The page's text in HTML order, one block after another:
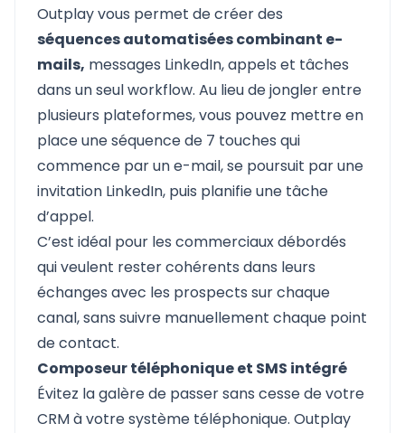
Outplayvous permet de créer des
séquences automatisées combinant e-
mails, messages LinkedIn, appels et tâches
dans un seul workflow. Au lieu de jongler entre
plusieurs plateformes, vous pouvez mettre en
place une séquence de 7 touches qui
commence par un e-mail, se poursuit par une
invitation LinkedIn, puis planifie une tâche
d’appel.
C’est idéal pour les commerciaux débordés
qui veulent rester cohérents dans leurs
échanges avec les prospects sur chaque
canal, sans suivre manuellement chaque point
de contact.
Composeur téléphonique et SMS intégré
Évitez la galère de passer sans cesse de votre
CRM à votre système téléphonique. Outplay